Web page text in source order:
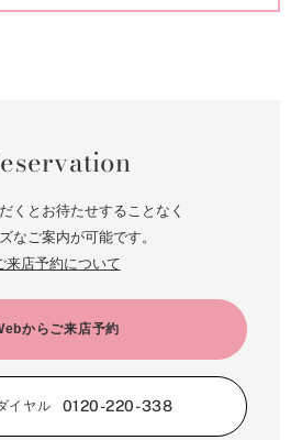
くとお待たせすることなく
なご案内が可能です。
来店予約について
からご来店予約
イヤル 0120-220-338